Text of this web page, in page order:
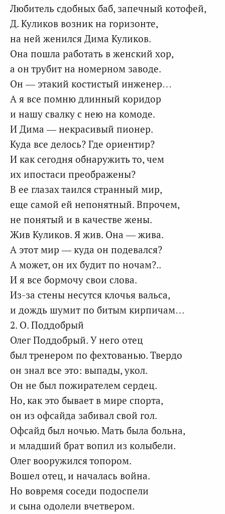
Любитель сдобных баб, запечный котофей,
Д. Куликов возник на горизонте,
на ней женился Дима Куликов.
Она пошла работать в женский хор,
а он трубит на номерном заводе.
Он — этакий костистый инженер…
А я все помню длинный коридор
и нашу свалку с нею на комоде.
И Дима — некрасивый пионер.
Куда все делось? Где ориентир?
И как сегодня обнаружить то, чем
их ипостаси преображены?
В ее глазах таился странный мир,
еще самой ей непонятный. Впрочем,
не понятый и в качестве жены.
Жив Куликов. Я жив. Она — жива.
А этот мир — куда он подевался?
А может, он их будит по ночам?..
И я все бормочу свои слова.
Из-за стены несутся клочья вальса,
и дождь шумит по битым кирпичам…
2. О. Поддобрый
Олег Поддобрый. У него отец
был тренером по фехтованью. Твердо
он знал все это: выпады, укол.
Он не был пожирателем сердец.
Но, как это бывает в мире спорта,
он из офсайда забивал свой гол.
Офсайд был ночью. Мать была больна,
и младший брат вопил из колыбели.
Олег вооружился топором.
Вошел отец, и началась война.
Но вовремя соседи подоспели
и сына одолели вчетвером.